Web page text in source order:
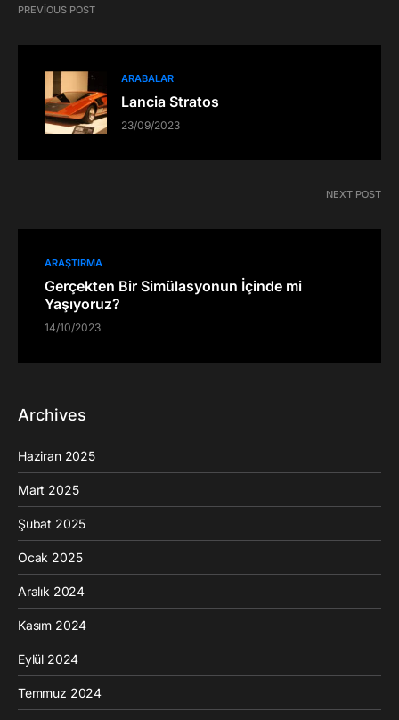
PREVIOUS POST
ARABALAR
Lancia Stratos
23/09/2023
NEXT POST
ARAŞTIRMA
Gerçekten Bir Simülasyonun İçinde mi
Yaşıyoruz?
14/10/2023
Archives
Haziran 2025
Mart 2025
Şubat 2025
Ocak 2025
Aralık 2024
Kasım 2024
Eylül 2024
Temmuz 2024